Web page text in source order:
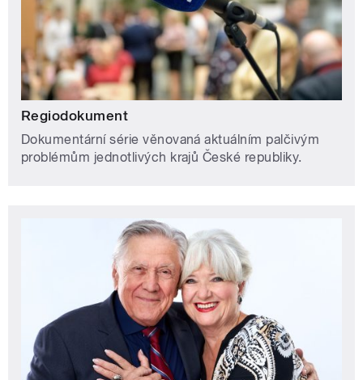
Regiodokument
Dokumentární série věnovaná aktuálním palčivým
problémům jednotlivých krajů České republiky.